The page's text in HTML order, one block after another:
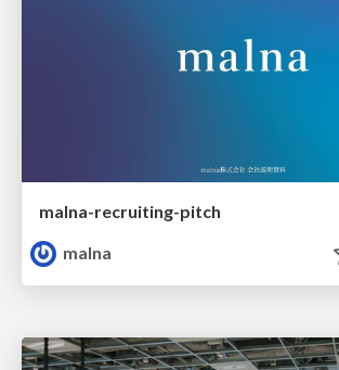
malna-recruiting-pitch
malna